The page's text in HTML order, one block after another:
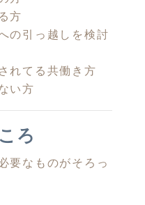
方
の引っ越しを検討
れてる共働き方
い方
ろ
要なものがそろっ